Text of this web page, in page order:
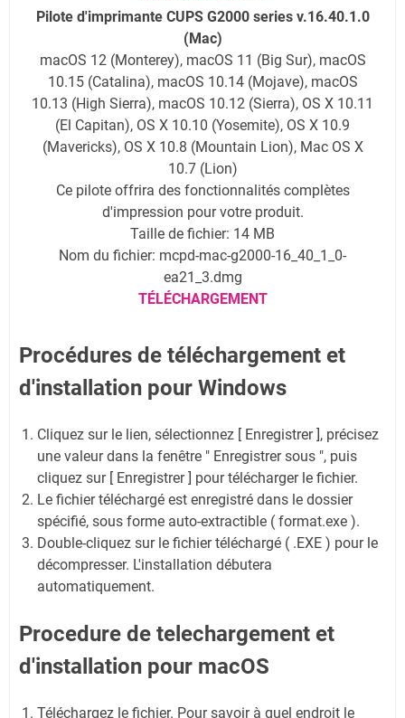
Pilote d'imprimante CUPS G2000 series v.16.40.1.0
(Mac)
macOS 12 (Monterey), macOS 11 (Big Sur), macOS
10.15 (Catalina), macOS 10.14 (Mojave), macOS
10.13 (High Sierra), macOS 10.12 (Sierra), OS X 10.11
(El Capitan), OS X 10.10 (Yosemite), OS X 10.9
(Mavericks), OS X 10.8 (Mountain Lion), Mac OS X
10.7 (Lion)
Ce pilote offrira des fonctionnalités complètes
d'impression pour votre produit.
Taille de fichier: 14 MB
Nom du fichier: mcpd-mac-g2000-16_40_1_0-
ea21_3.dmg
TÉLÉCHARGEMENT
Procédures de téléchargement et
d'installation pour Windows
Cliquez sur le lien, sélectionnez [ Enregistrer ], précisez
une valeur dans la fenêtre " Enregistrer sous ", puis
cliquez sur [ Enregistrer ] pour télécharger le fichier.
Le fichier téléchargé est enregistré dans le dossier
spécifié, sous forme auto-extractible ( format.exe ).
Double-cliquez sur le fichier téléchargé ( .EXE ) pour le
décompresser. L'installation débutera
automatiquement.
Procedure de telechargement et
d'installation pour macOS
Téléchargez le fichier. Pour savoir à quel endroit le